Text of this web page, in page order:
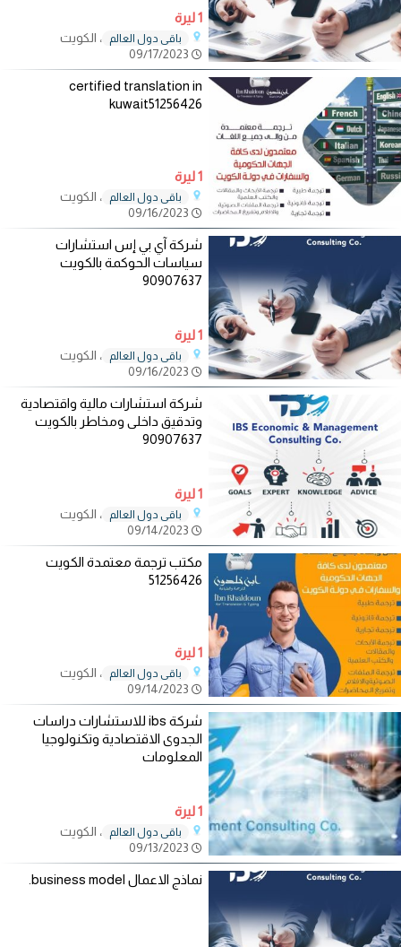
1 ليرة
باقي دول العالم
، الكويت
certified translation in
kuwait51256426
1 ليرة
باقي دول العالم
، الكويت
شركة آي بي إس استشارات
سياسات الحوكمة بالكويت
90907637
1 ليرة
باقي دول العالم
، الكويت
شركة استشارات مالية واقتصادية
وتدقيق داخلى ومخاطر بالكويت
90907637
1 ليرة
باقي دول العالم
، الكويت
مكتب ترجمة معتمدة الكويت
51256426
1 ليرة
باقي دول العالم
، الكويت
شركة ibs للاستشارات دراسات
الجدوى الاقتصادية وتكنولوجيا
المعلومات
1 ليرة
باقي دول العالم
، الكويت
نماذج الاعمال business model.